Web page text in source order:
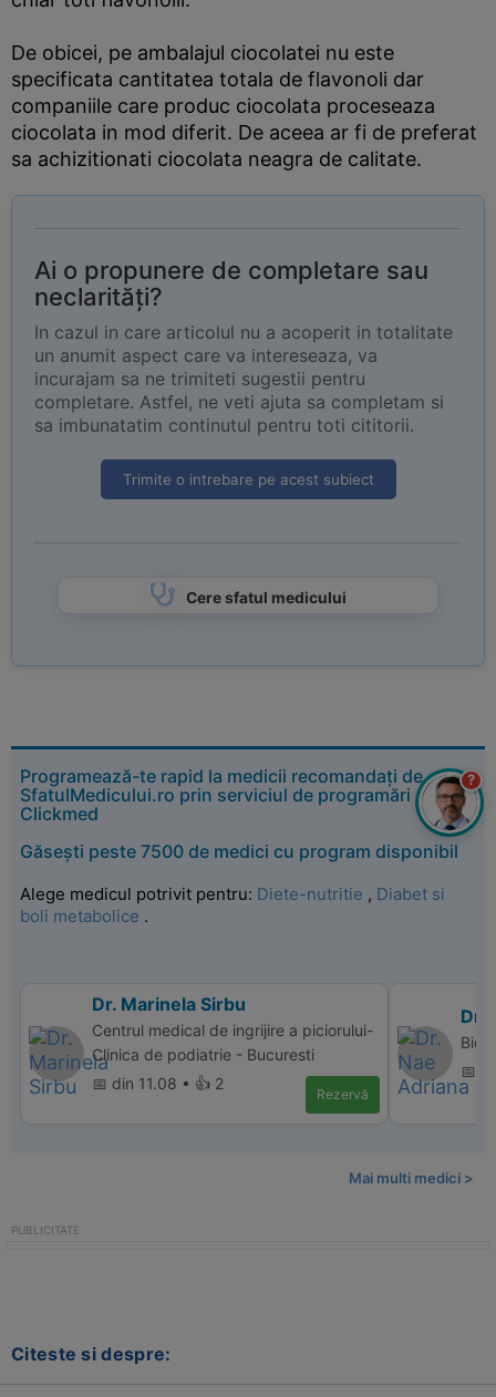
De obicei, pe ambalajul ciocolatei nu este
specificata cantitatea totala de flavonoli dar
companiile care produc ciocolata proceseaza
ciocolata in mod diferit. De aceea ar fi de preferat
sa achizitionati ciocolata neagra de calitate.
Ai o propunere de completare sau
neclarități?
In cazul in care articolul nu a acoperit in totalitate
un anumit aspect care va intereseaza, va
incurajam sa ne trimiteti sugestii pentru
completare. Astfel, ne veti ajuta sa completam si
sa imbunatatim continutul pentru toti cititorii.
Trimite o intrebare pe acest subiect
Cere sfatul medicului
Programează-te rapid la medicii recomandați de
SfatulMedicului.ro prin serviciul de programări
Clickmed
Găsești peste 7500 de medici cu program disponibil
Alege medicul potrivit pentru: Diete-nutritie , Diabet si
boli metabolice .
Dr. Marinela Sirbu
Centrul medical de ingrijire a piciorului-
Clinica de podiatrie - Bucuresti
📅 din 11.08 • 👍 2
Rezervă
Dr.
Bio
📅
Mai multi medici >
Citeste si despre:
?